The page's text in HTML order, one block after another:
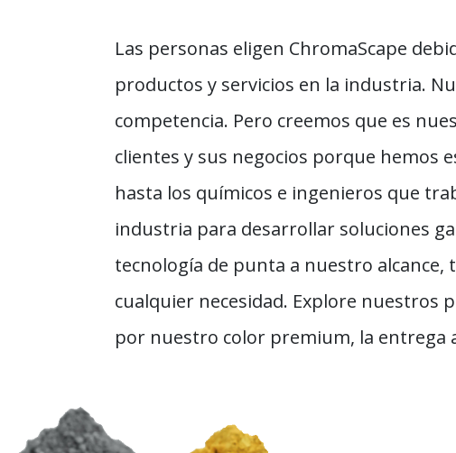
Las personas eligen ChromaScape
productos y servicios en la industria.
competencia. Pero creemos que es
clientes y sus negocios porque hemos
hasta los químicos e ingenieros que
industria para desarrollar soluciones
tecnología de punta a nuestro
cualquier necesidad. Explore nuestros
por nuestro color premium, la entrega